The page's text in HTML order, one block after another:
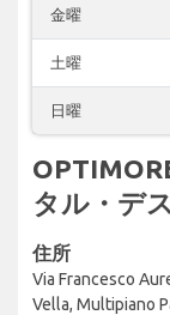
金曜
土曜
日曜
タル・デ
住所
Via Francesco
Vella, Multipiano